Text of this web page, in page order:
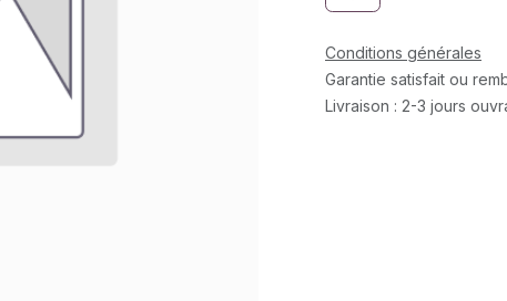
Conditions générales
Garantie satisfait ou
Livraison : 2-3 jours